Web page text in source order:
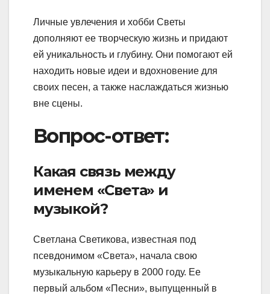
Личные увлечения и хобби Светы
дополняют ее творческую жизнь и придают
ей уникальность и глубину. Они помогают ей
находить новые идеи и вдохновение для
своих песен, а также наслаждаться жизнью
вне сцены.
Вопрос-ответ:
Какая связь между
именем «Света» и
музыкой?
Светлана Светикова, известная под
псевдонимом «Света», начала свою
музыкальную карьеру в 2000 году. Ее
первый альбом «Песни», выпущенный в